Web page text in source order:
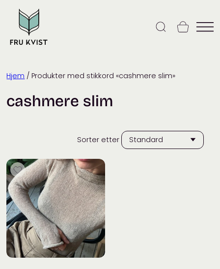
content
Hjem / Produkter med stikkord «cashmere slim»
cashmere slim
Sorter etter